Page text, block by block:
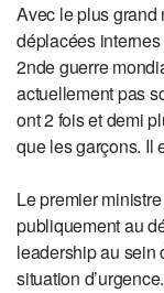
Avec le plus grand
déplacées internes
2nde guerre
actuellement pas
ont 2 fois et demi
que les garçons. Il
Le premier
publiquement au
leadership au sein
situation d’urgence.